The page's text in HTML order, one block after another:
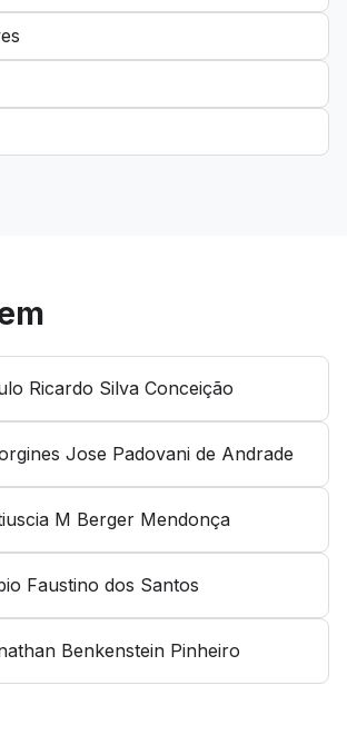
Ricardo Silva Conceição
Jose Padovani de Andrade
M Berger Mendonça
Faustino dos Santos
Benkenstein Pinheiro